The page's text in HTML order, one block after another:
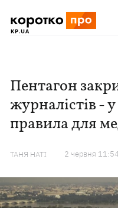
Пентагон
журналістів
правила для
ТАНЯ НАТІ 2 червня 11:54